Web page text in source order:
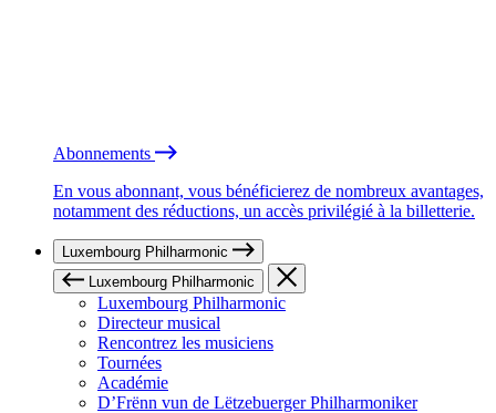
Abonnements
En vous abonnant, vous bénéficierez de nombreux avantages,
notamment des réductions, un accès privilégié à la billetterie.
Luxembourg Philharmonic
Luxembourg Philharmonic
Luxembourg Philharmonic
Directeur musical
Rencontrez les musiciens
Tournées
Académie
D’Frënn vun de Lëtzebuerger Philharmoniker